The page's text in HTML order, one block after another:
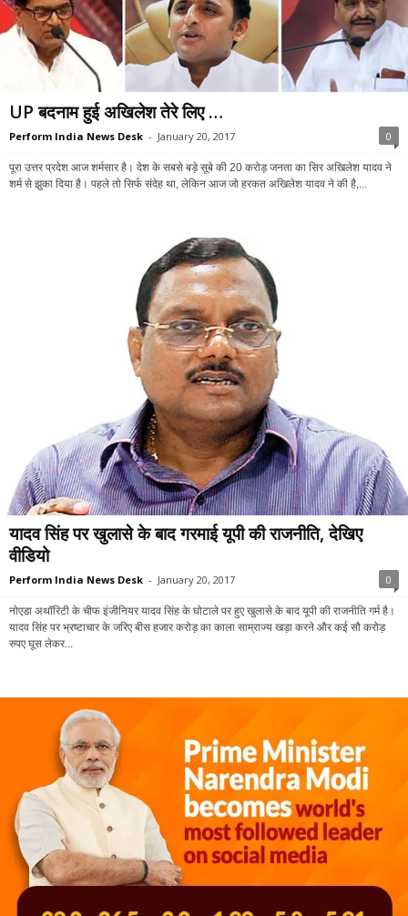
UP बदनाम हुई अखिलेश तेरे लिए …
Perform India News Desk - January 20, 2017 0
पूरा उत्तर प्रदेश आज शर्मसार है। देश के सबसे बड़े सूबे की 20 करोड़ जनता का सिर अखिलेश यादव ने
शर्म से झुका दिया है। पहले तो सिर्फ संदेह था, लेकिन आज जो हरकत अखिलेश यादव ने की है,...
यादव सिंह पर खुलासे के बाद गरमाई यूपी की राजनीति, देखिए
वीडियो
Perform India News Desk - January 20, 2017 0
नोएडा अथॉरिटी के चीफ इंजीनियर यादव सिंह के घोटाले पर हुए खुलासे के बाद यूपी की राजनीति गर्म है।
यादव सिंह पर भ्रष्टाचार के जरिए बीस हजार करोड़ का काला साम्राज्य खड़ा करने और कई सौ करोड़
रुपए घूस लेकर...